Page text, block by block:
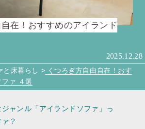
在！おすすめのアイランド
2025.12.28
と床暮らし > くつろぎ方自由自在！おす
ァ ４選
ャンル「アイランドソファ」っ
？